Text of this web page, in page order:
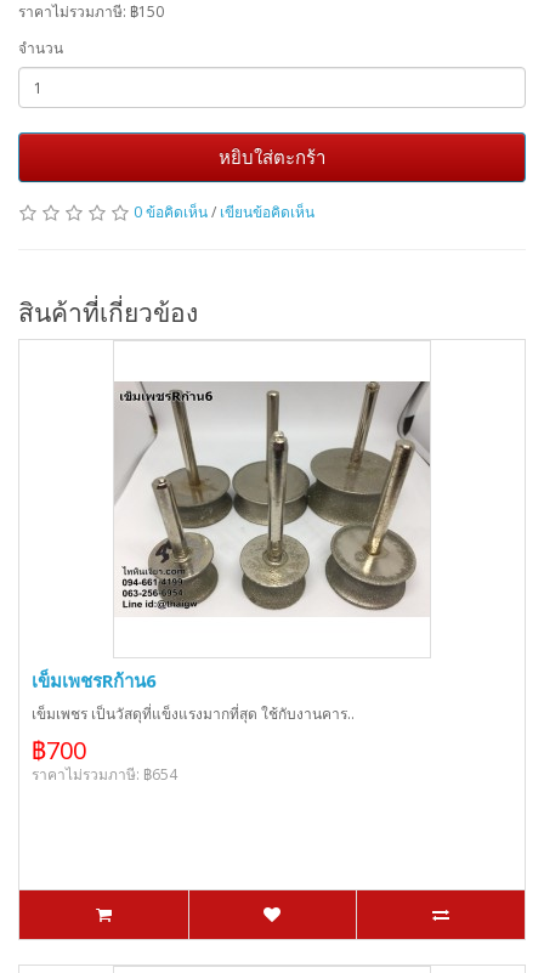
ราคาไม่รวมภาษี: ฿150
จำนวน
หยิบใส่ตะกร้า
0 ข้อคิดเห็น/ เขียนข้อคิดเห็น
สินค้าที่เกี่ยวข้อง
เข็มเพชรRก้าน6
เข็มเพชร เป็นวัสดุที่แข็งแรงมากที่สุด ใช้กับงานคาร..
฿700
ราคาไม่รวมภาษี: ฿654